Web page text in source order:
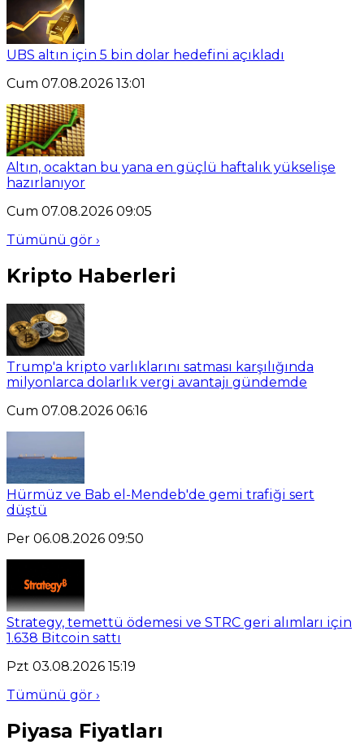
UBS altın için 5 bin dolar hedefini açıkladı
Cum 07.08.2026 13:01
Altın, ocaktan bu yana en güçlü haftalık yükselişe
hazırlanıyor
Cum 07.08.2026 09:05
Tümünü gör ›
Kripto Haberleri
Trump'a kripto varlıklarını satması karşılığında
milyonlarca dolarlık vergi avantajı gündemde
Cum 07.08.2026 06:16
Hürmüz ve Bab el-Mendeb'de gemi trafiği sert
düştü
Per 06.08.2026 09:50
Strategy, temettü ödemesi ve STRC geri alımları için
1.638 Bitcoin sattı
Pzt 03.08.2026 15:19
Tümünü gör ›
Piyasa Fiyatları